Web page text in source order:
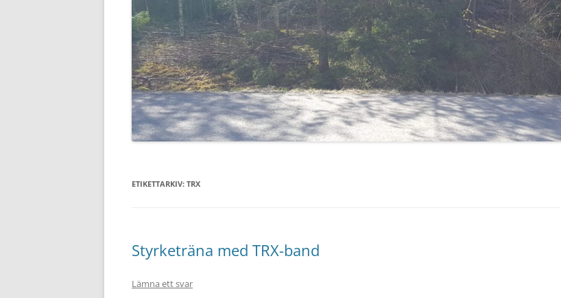
ETIKETTARKIV: TRX
Styrketräna med TRX-band
Lämna ett svar